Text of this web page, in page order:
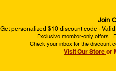
Join
Get personalized $10 discount code -
Exclusive member-only offers |
Check your inbox for the discount
Visit Our Store or